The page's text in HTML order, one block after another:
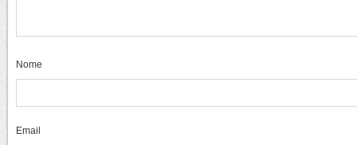
Nome
Email